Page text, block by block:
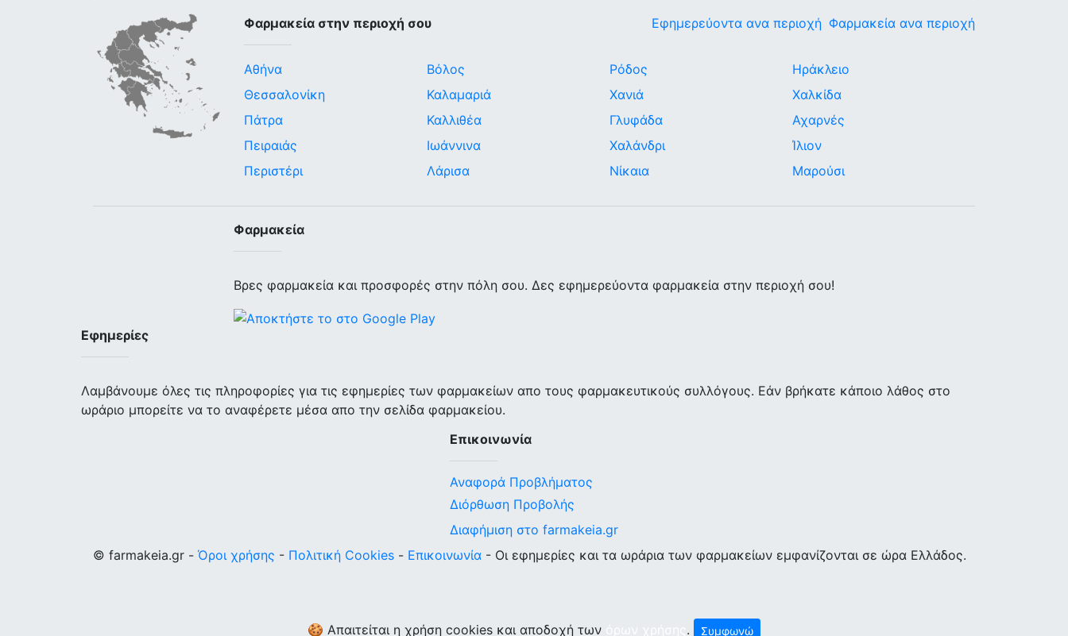
Φαρμακεία στην περιοχή σου Φαρμακεία ανα περιοχή
Εφημερεύοντα ανα περιοχή
Αθήνα
Θεσσαλονίκη
Πάτρα
Πειραιάς
Περιστέρι
Βόλος
Καλαμαριά
Καλλιθέα
Ιωάννινα
Λάρισα
Ρόδος
Χανιά
Γλυφάδα
Χαλάνδρι
Νίκαια
Ηράκλειο
Χαλκίδα
Αχαρνές
Ίλιον
Μαρούσι
Φαρμακεία
Βρες φαρμακεία και προσφορές στην πόλη σου. Δες εφημερεύοντα φαρμακεία στην περιοχή σου!
Εφημερίες
Λαμβάνουμε όλες τις πληροφορίες για τις εφημερίες των φαρμακείων απο τους φαρμακευτικούς συλλόγους. Εάν βρήκατε κάποιο λάθος στο
ωράριο μπορείτε να το αναφέρετε μέσα απο την σελίδα φαρμακείου.
Επικοινωνία
Αναφορά Προβλήματος
Διόρθωση Προβολής
Διαφήμιση στο farmakeia.gr
© farmakeia.gr - Όροι χρήσης - Πολιτική Cookies - Επικοινωνία - Οι εφημερίες και τα ωράρια των φαρμακείων εμφανίζονται σε ώρα Ελλάδος.
🍪 Απαιτείται η χρήση cookies και αποδοχή των . Συμφωνώ